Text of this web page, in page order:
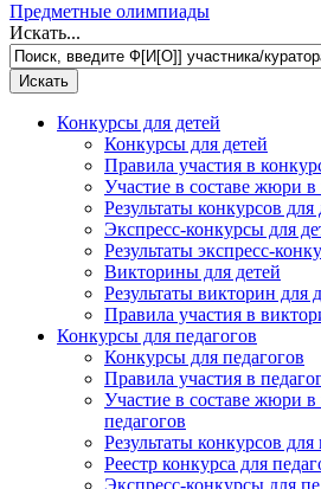
Предметные олимпиады
Искать...
Конкурсы для детей
Конкурсы для детей
Правила участия в
Участие в составе жюри в
Результаты конкурсов
Экспресс-конкурсы для
Результаты экспресс-
Викторины для детей
Результаты викторин для
Правила участия в
Конкурсы для педагогов
Конкурсы для педагогов
Правила участия в
Участие в составе жюри в
педагогов
Результаты конкурсов
Реестр конкурса для
Экспресс-конкурсы для